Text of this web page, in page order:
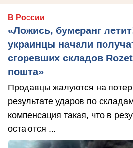
В России
«Ложись, бумеранг
украинцы начали
сгоревших складов
пошта»
Продавцы жалуются на
результате ударов по
компенсация такая, что в
остаются ...